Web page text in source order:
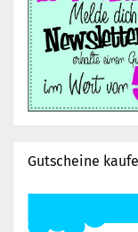
Gutscheine